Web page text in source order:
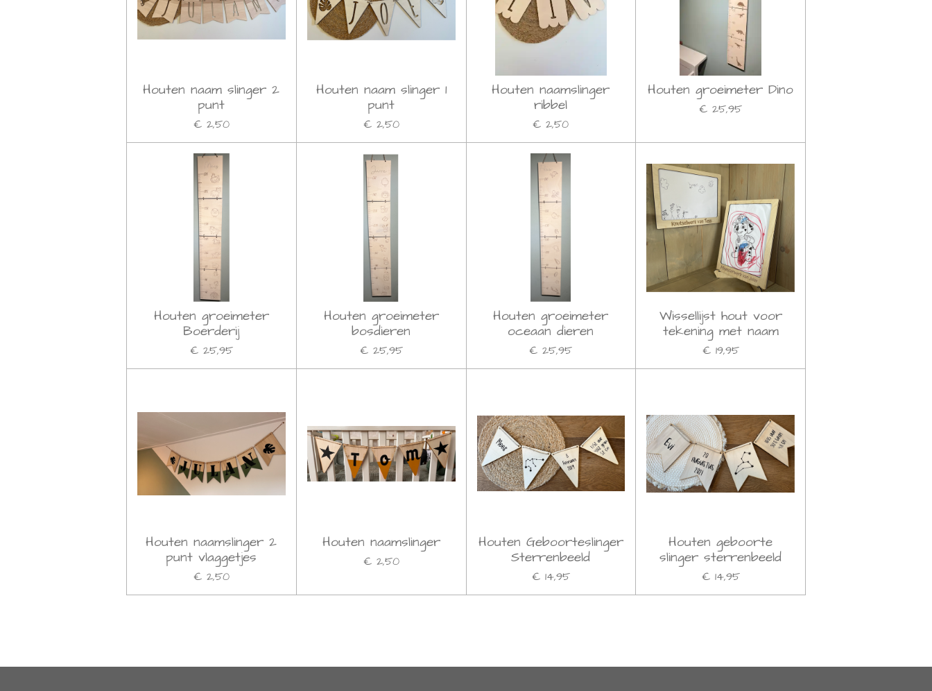
Houten naam slinger 2
punt
€ 2,50
Houten naam slinger 1
punt
€ 2,50
Houten naamslinger
ribbel
€ 2,50
Houten groeimeter Dino
€ 25,95
Houten groeimeter
Boerderij
€ 25,95
Houten groeimeter
bosdieren
€ 25,95
Houten groeimeter
oceaan dieren
€ 25,95
Wissellijst hout voor
tekening met naam
€ 19,95
Houten naamslinger 2
punt vlaggetjes
€ 2,50
Houten naamslinger
€ 2,50
Houten Geboorteslinger
Sterrenbeeld
€ 14,95
Houten geboorte
slinger sterrenbeeld
€ 14,95